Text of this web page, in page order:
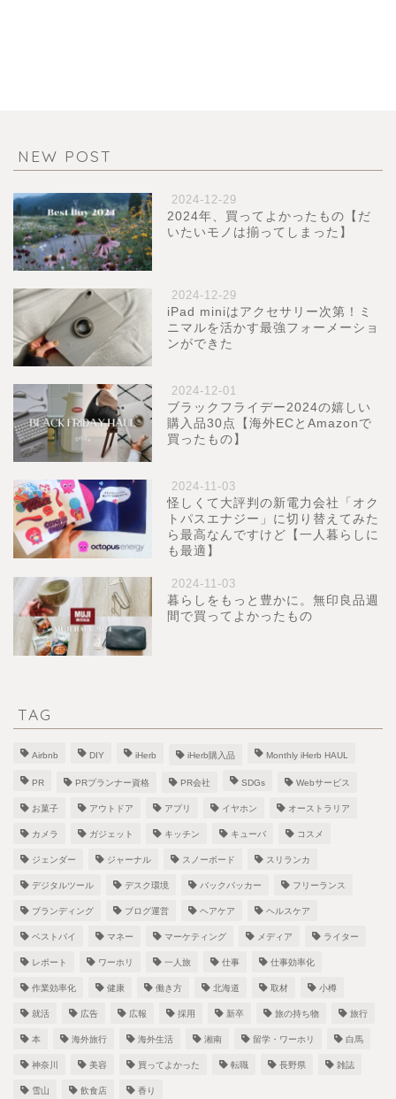
NEW POST
2024-12-29
2024年、買ってよかったもの【だ
いたいモノは揃ってしまった】
2024-12-29
iPad miniはアクセサリー次第！ミ
ニマルを活かす最強フォーメーショ
ンができた
2024-12-01
ブラックフライデー2024の嬉しい
購入品30点【海外ECとAmazonで
買ったもの】
2024-11-03
怪しくて大評判の新電力会社「オク
トパスエナジー」に切り替えてみた
ら最高なんですけど【一人暮らしに
も最適】
2024-11-03
暮らしをもっと豊かに。無印良品週
間で買ってよかったもの
TAG
Airbnb DIY iHerb iHerb購入品 Monthly iHerb HAUL
PR PRプランナー資格 PR会社 SDGs Webサービス
お菓子 アウトドア アプリ イヤホン オーストラリア
カメラ ガジェット キッチン キューバ コスメ
ジェンダー ジャーナル スノーボード スリランカ
デジタルツール デスク環境 バックパッカー フリーランス
ブランディング ブログ運営 ヘアケア ヘルスケア
ベストバイ マネー マーケティング メディア ライター
レポート ワーホリ 一人旅 仕事 仕事効率化
作業効率化 健康 働き方 北海道 取材 小樽
就活 広告 広報 採用 新卒 旅の持ち物 旅行
本 海外旅行 海外生活 湘南 留学・ワーホリ 白馬
神奈川 美容 買ってよかった 転職 長野県 雑誌
雪山 飲食店 香り